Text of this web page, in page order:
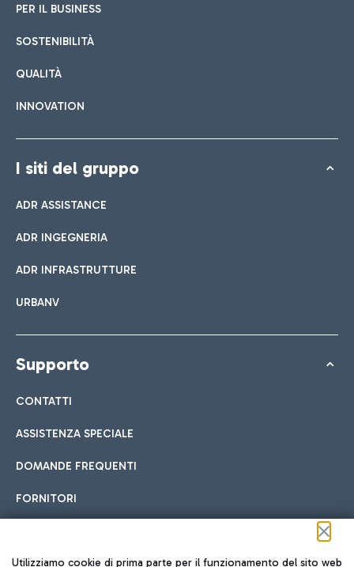
PER IL BUSINESS
SOSTENIBILITÀ
QUALITÀ
INNOVATION
I siti del gruppo
ADR ASSISTANCE
ADR INGEGNERIA
ADR INFRASTRUTTURE
URBANV
Supporto
CONTATTI
ASSISTENZA SPECIALE
DOMANDE FREQUENTI
FORNITORI
Seguici sui social
Utilizziamo cookie di prima parte per il funzionamento del sito web